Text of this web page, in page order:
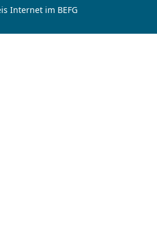
Internet im BEFG